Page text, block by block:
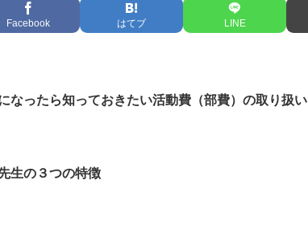
Facebook はてブ LINE
なったら知っておきたい活動費（部費）の取り扱い
生の３つの特徴